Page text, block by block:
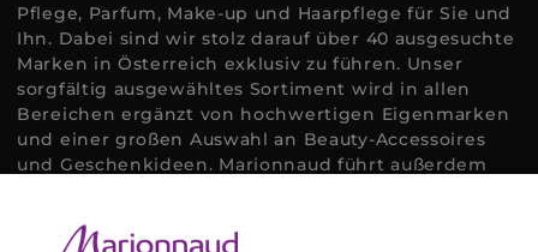
Pflege, Parfum, Make-up und Haarpflege für Sie und
Ihn. Dabei sind wir stolz darauf über 40 ausgesuchte
Marken in Österreich exklusiv zu führen. Unser
sorgfältig ausgewähltes Sortiment wird in allen
Bereichen ergänzt von hochwertigen Eigenmarken
und einer großen Auswahl an Beauty-Accessoires
und Geschenkideen. Marionnaud führt außerdem
Bedürfnissen individuell mit der perfekten Lösung